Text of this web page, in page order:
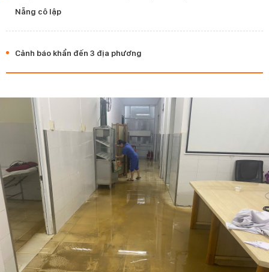
Nẵng cô lập
Cảnh báo khẩn đến 3 địa phương